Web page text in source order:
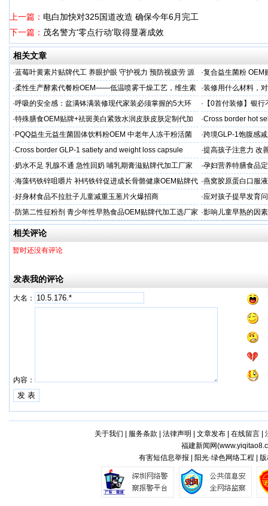
上一篇： 电白加快对325国道改造 确保今年6月完工
下一篇： 茂名警方'零点行动'取得显著成效
相关文章
·蓝莓叶黄素片贴牌代工 养眼护眼 守护视力 预防视疲劳 源
头直供
·复合益生菌粉 OEM
业制造商
·柔性生产酵素代餐粉OEM——低温喷雾干燥工艺，维生素
C保留率≥95%
·装修用什么材料，
·呼吸的安全感：盆满钵满装修现代家装必须掌握的5大环
保准则
· 【0首付装修】银
贷，月供少还30%！
·特殊膳食OEM贴牌+祛斑美白紧致水润皮肤皮肤定制代加
工厂家
·Cross border hot
· PQQ益生元益生菌固体饮料粉OEM 中老年人冻干粉活菌
粉贴牌代加工
·跨境GLP-1饱腹感
·Cross border GLP-1 satiety and weight loss capsule ·提高孩子注意力 改
·奶水不足 乳腺不通 急性回奶 哺乳期膏滋贴牌代加工厂家 ·孕妇营养特膳食品
工厂
·海藻钙铁锌咀嚼片 补钙铁锌促进成长骨骼健康OEM贴牌代
加工
·燕窝胶原蛋白口服
牌
·好身材食品不拉肚子儿童减重玉葱片火爆招商 ·应对孩子提早发育
答案
·防第二性征粉剂 青少年性早熟食品OEM贴牌代加工选厂家 ·影响儿童早熟的因
代工厂
相关评论
暂时还没有评论
发表我的评论
大名：
内容：
关于我们 服务条款 法律声明 文章发布| 在线留言|
福建新闻网(
有害短信息举报 | 阳光·绿色网络工程 |